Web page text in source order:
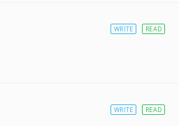
WRITE READ
WRITE READ